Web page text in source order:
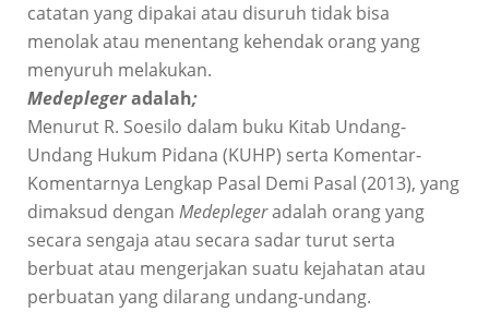
catatan yang dipakai atau disuruh tidak bisa
menolak atau menentang kehendak orang yang
menyuruh melakukan.
Medeplegeradalah;
Menurut R. Soesilo dalam buku Kitab Undang-
Undang Hukum Pidana (KUHP) serta Komentar-
Komentarnya Lengkap Pasal Demi Pasal (2013), yang
dimaksud dengan Medeplegeradalah orang yang
secara sengaja atau secara sadar turut serta
berbuat atau mengerjakan suatu kejahatan atau
perbuatan yang dilarang undang-undang.